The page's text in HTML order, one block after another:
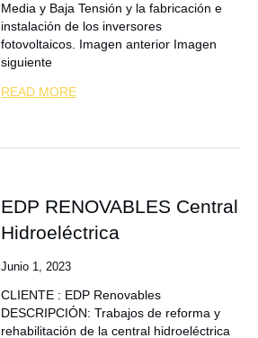
Media y Baja Tensión y la fabricación e
instalación de los inversores
fotovoltaicos. Imagen anterior Imagen
siguiente
READ MORE
EDP RENOVABLES Central
Hidroeléctrica
Junio 1, 2023
CLIENTE : EDP Renovables
DESCRIPCIÓN: Trabajos de reforma y
rehabilitación de la central hidroeléctrica